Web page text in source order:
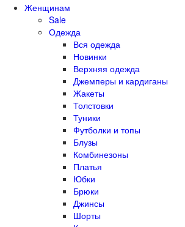
Женщинам
Sale
Одежда
Вся одежда
Новинки
Верхняя одежда
Джемперы и кардиганы
Жакеты
Толстовки
Туники
Футболки и топы
Блузы
Комбинезоны
Платья
Юбки
Брюки
Джинсы
Шорты